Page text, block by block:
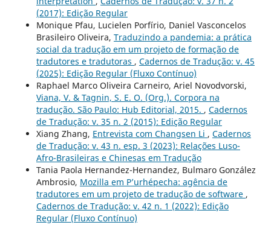
(2017): Edição Regular
Monique Pfau, Lucielen Porfírio, Daniel Vasconcelos
Brasileiro Oliveira, Traduzindo a pandemia: a prática
social da tradução em um projeto de formação de
tradutores e tradutoras , Cadernos de Tradução: v. 45
(2025): Edição Regular (Fluxo Contínuo)
Raphael Marco Oliveira Carneiro, Ariel Novodvorski,
Viana, V. & Tagnin, S. E. O. (Org.). Corpora na
tradução. São Paulo: Hub Editorial, 2015. , Cadernos
de Tradução: v. 35 n. 2 (2015): Edição Regular
Xiang Zhang, Entrevista com Changsen Li , Cadernos
de Tradução: v. 43 n. esp. 3 (2023): Relações Luso-
Afro-Brasileiras e Chinesas em Tradução
Tania Paola Hernandez-Hernandez, Bulmaro González
Ambrosio, Mozilla em P’urhépecha: agência de
tradutores em um projeto de tradução de software ,
Cadernos de Tradução: v. 42 n. 1 (2022): Edição
Regular (Fluxo Contínuo)